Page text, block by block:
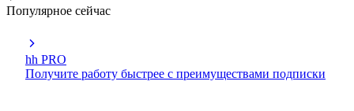
Популярное сейчас
hh PRO
Получите работу быстрее с преимуществами подписки